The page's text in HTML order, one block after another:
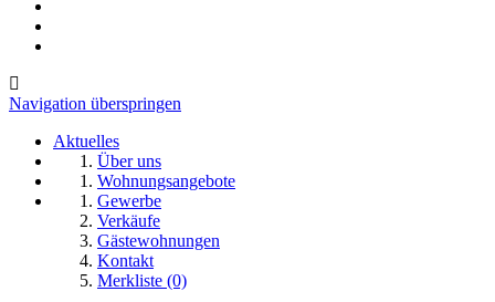
Navigation überspringen
Aktuelles
Über uns
Wohnungsangebote
Gewerbe
Verkäufe
Gästewohnungen
Kontakt
Merkliste (0)